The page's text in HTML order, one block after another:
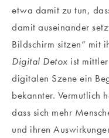
etwa damit zu tun,
damit auseinander
Bildschirm sitzen“ mit
Digital Detox ist
digitalen Szene ein
bekannter. Vermutlich
dass sich mehr
und ihren